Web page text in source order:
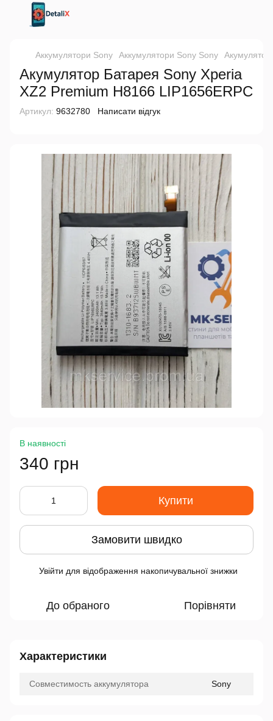
Аккумулятори Sony Аккумулятори Sony Sony
Акумулятор Батарея Sony Xperia
XZ2 Premium H8166 LIP1656ERPC
Артикул: 9632780 Написати відгук
В наявності
340 грн
Купити
Замовити швидко
Увійти для відображення накопичувальної знижки
До обраного Порівняти
Характеристики
Совместимость аккумулятора Sony